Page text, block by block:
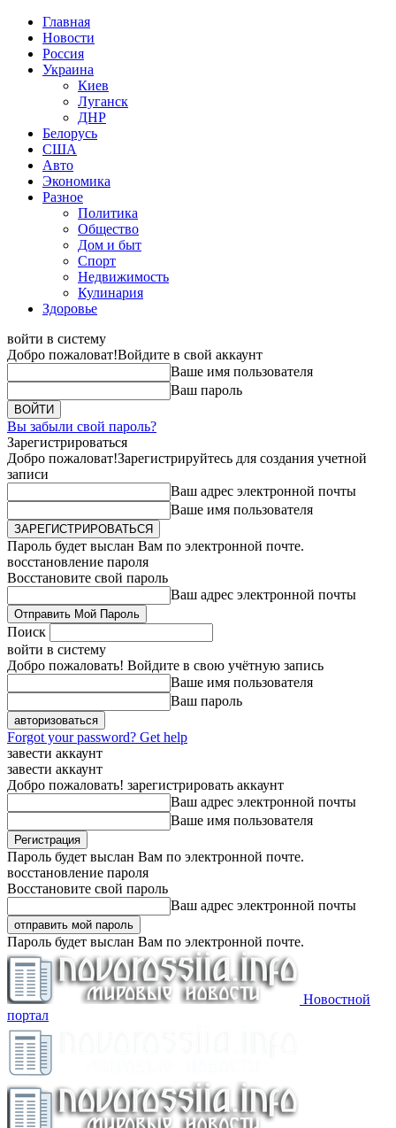
Главная
Новости
Россия
Украина
Киев
Луганск
ДНР
Белорусь
США
Авто
Экономика
Разное
Политика
Общество
Дом и быт
Спорт
Недвижимость
Кулинария
Здоровье
войти в систему
Добро пожаловат!Войдите в свой аккаунт
Ваше имя пользователя
Ваш пароль
Вы забыли свой пароль?
Зарегистрироваться
Добро пожаловат!Зарегистрируйтесь для создания учетной
записи
Ваш адрес электронной почты
Ваше имя пользователя
Пароль будет выслан Вам по электронной почте.
восстановление пароля
Восстановите свой пароль
Ваш адрес электронной почты
Поиск
войти в систему
Добро пожаловать! Войдите в свою учётную запись
Ваше имя пользователя
Ваш пароль
Forgot your password? Get help
завести аккаунт
завести аккаунт
Добро пожаловать! зарегистрировать аккаунт
Ваш адрес электронной почты
Ваше имя пользователя
Пароль будет выслан Вам по электронной почте.
восстановление пароля
Восстановите свой пароль
Ваш адрес электронной почты
Пароль будет выслан Вам по электронной почте.
Новостной
портал